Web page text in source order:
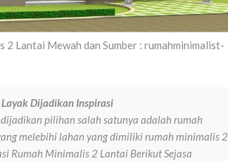
Lantai Mewah dan Sumber : rumahminimalist-
Dijadikan Inspirasi
pilihan salah satunya adalah rumah
melebihi lahan yang dimiliki rumah minimalis 2
Rumah Minimalis 2 Lantai Berikut Sejasa